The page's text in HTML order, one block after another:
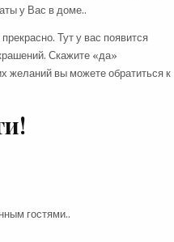
у Вас в доме..
Тут у вас появится
Скажите «да»
желаний вы можете обратиться к
гостями..